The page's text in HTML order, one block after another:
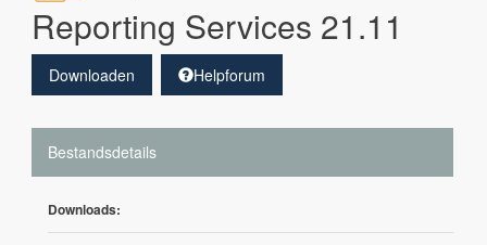
Reporting Services 21.11
Downloaden Helpforum
Bestandsdetails
Downloads: